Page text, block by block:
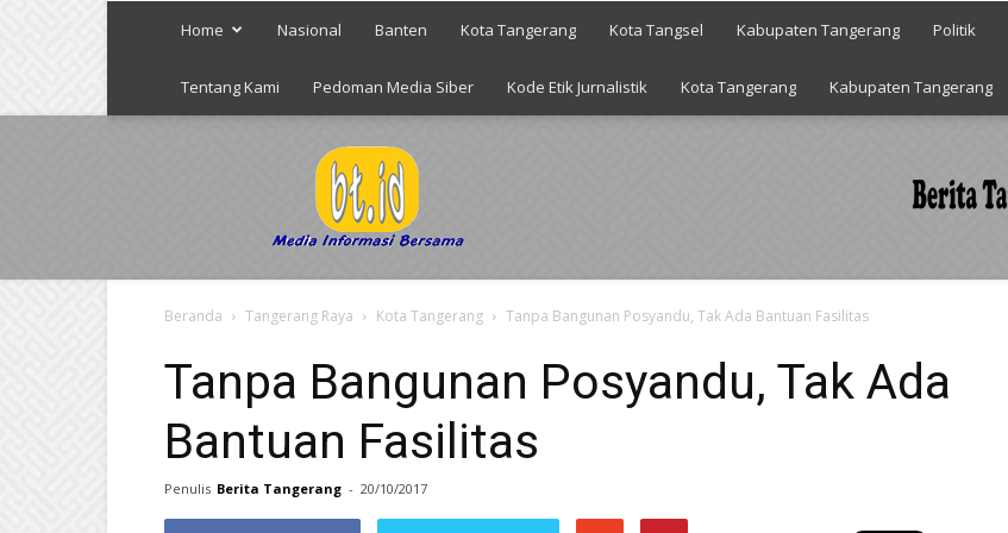
Home Nasional Banten Kota Tangerang Kota Tangsel Kabupaten Tangerang Politik
Tentang Kami Pedoman Media Siber Kode Etik Jurnalistik Kota Tangerang Kabupaten Tangerang
Beranda Tangerang Raya Kota Tangerang Tanpa Bangunan Posyandu, Tak Ada Bantuan Fasilitas
Tanpa Bangunan Posyandu, Tak Ada
Bantuan Fasilitas
Penulis Berita Tangerang - 20/10/2017